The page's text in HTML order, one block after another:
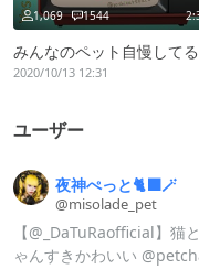
1,069 1544
みんなのペット自慢して
2020/10/13 12:31
ユーザー
夜神ぺっと🐈‍⬛🪄︎︎
@misolade_ pet
【@_DaTuRaofficial】猫
ゃんすきかわいい